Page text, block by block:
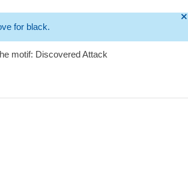
🞫
for black.
motif: Discovered Attack